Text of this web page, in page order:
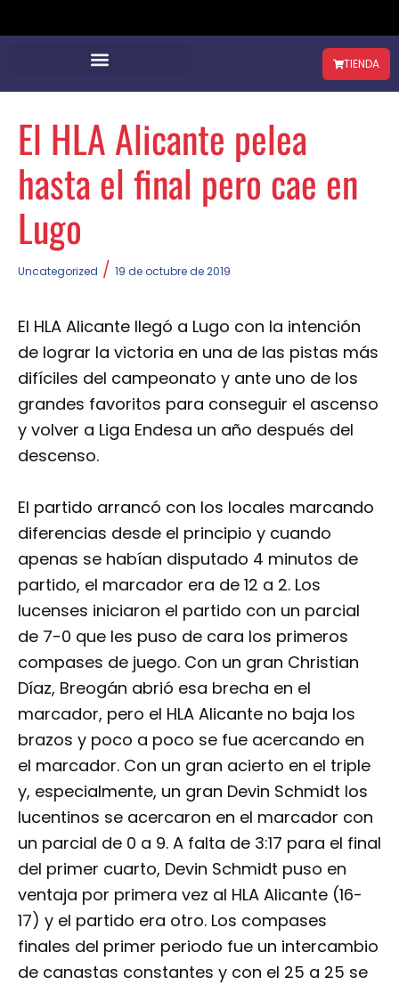
TIENDA
El HLA Alicante pelea
hasta el final pero cae en
Lugo
Uncategorized / 19 de octubre de 2019
El HLA Alicante llegó a Lugo con la intención
de lograr la victoria en una de las pistas más
difíciles del campeonato y ante uno de los
grandes favoritos para conseguir el ascenso
y volver a Liga Endesa un año después del
descenso.
El partido arrancó con los locales marcando
diferencias desde el principio y cuando
apenas se habían disputado 4 minutos de
partido, el marcador era de 12 a 2. Los
lucenses iniciaron el partido con un parcial
de 7-0 que les puso de cara los primeros
compases de juego. Con un gran Christian
Díaz, Breogán abrió esa brecha en el
marcador, pero el HLA Alicante no baja los
brazos y poco a poco se fue acercando en
el marcador. Con un gran acierto en el triple
y, especialmente, un gran Devin Schmidt los
lucentinos se acercaron en el marcador con
un parcial de 0 a 9. A falta de 3:17 para el final
del primer cuarto, Devin Schmidt puso en
ventaja por primera vez al HLA Alicante (16-
17) y el partido era otro. Los compases
finales del primer periodo fue un intercambio
de canastas constantes y con el 25 a 25 se